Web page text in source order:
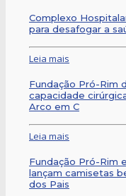
Complexo
para desafogar a
Leia mais
Fundação Pró-Rim
capacidade
Arco em C
Leia mais
Fundação Pró-Rim
lançam camisetas
dos Pais